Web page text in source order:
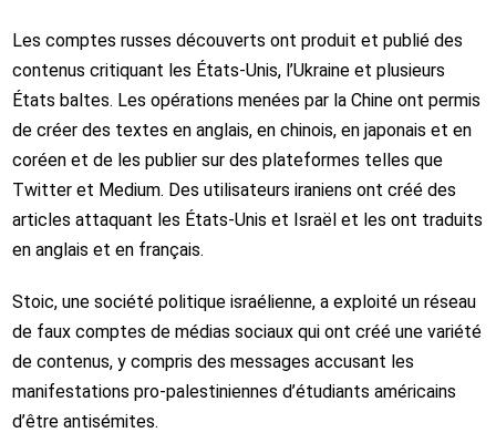
Les comptes russes découverts ont produit et publié des
contenus critiquant les États-Unis, l’Ukraine et plusieurs
États baltes. Les opérations menées par la Chine ont permis
de créer des textes en anglais, en chinois, en japonais et en
coréen et de les publier sur des plateformes telles que
Twitter et Medium. Des utilisateurs iraniens ont créé des
articles attaquant les États-Unis et Israël et les ont traduits
en anglais et en français.
Stoic, une société politique israélienne, a exploité un réseau
de faux comptes de médias sociaux qui ont créé une variété
de contenus, y compris des messages accusant les
manifestations pro-palestiniennes d’étudiants américains
d’être antisémites.